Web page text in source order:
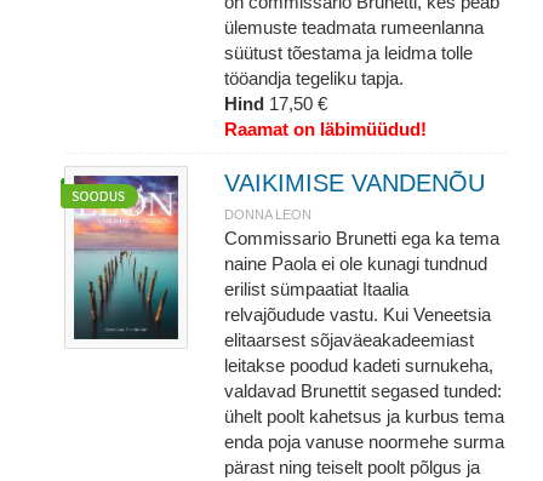
ülemuste teadmata rumeenlanna
süütust tõestama ja leidma tolle
tööandja tegeliku tapja.
Hind 17,50 €
Raamat on läbimüüdud!
VAIKIMISE VANDENÕU
DONNA LEON
Commissario Brunetti ega ka tema
naine Paola ei ole kunagi tundnud
erilist sümpaatiat Itaalia
relvajõudude vastu. Kui Veneetsia
elitaarsest sõjaväeakadeemiast
leitakse poodud kadeti surnukeha,
valdavad Brunettit segased tunded:
ühelt poolt kahetsus ja kurbus tema
enda poja vanuse noormehe surma
pärast ning teiselt poolt põlgus ja